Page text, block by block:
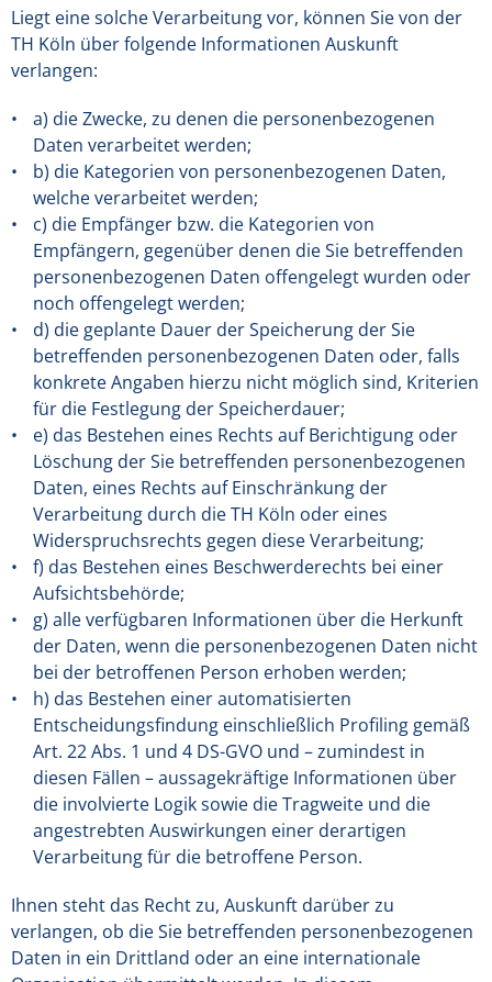
Liegt eine solche Verarbeitung vor, können Sie von der
TH Köln über folgende Informationen Auskunft
verlangen:
a) die Zwecke, zu denen die personenbezogenen
Daten verarbeitet werden;
b) die Kategorien von personenbezogenen Daten,
welche verarbeitet werden;
c) die Empfänger bzw. die Kategorien von
Empfängern, gegenüber denen die Sie betreffenden
personenbezogenen Daten offengelegt wurden oder
noch offengelegt werden;
d) die geplante Dauer der Speicherung der Sie
betreffenden personenbezogenen Daten oder, falls
konkrete Angaben hierzu nicht möglich sind, Kriterien
für die Festlegung der Speicherdauer;
e) das Bestehen eines Rechts auf Berichtigung oder
Löschung der Sie betreffenden personenbezogenen
Daten, eines Rechts auf Einschränkung der
Verarbeitung durch die TH Köln oder eines
Widerspruchsrechts gegen diese Verarbeitung;
f) das Bestehen eines Beschwerderechts bei einer
Aufsichtsbehörde;
g) alle verfügbaren Informationen über die Herkunft
der Daten, wenn die personenbezogenen Daten nicht
bei der betroffenen Person erhoben werden;
h) das Bestehen einer automatisierten
Entscheidungsfindung einschließlich Profiling gemäß
Art. 22 Abs. 1 und 4 DS-GVO und – zumindest in
diesen Fällen – aussagekräftige Informationen über
die involvierte Logik sowie die Tragweite und die
angestrebten Auswirkungen einer derartigen
Verarbeitung für die betroffene Person.
Ihnen steht das Recht zu, Auskunft darüber zu
verlangen, ob die Sie betreffenden personenbezogenen
Daten in ein Drittland oder an eine internationale